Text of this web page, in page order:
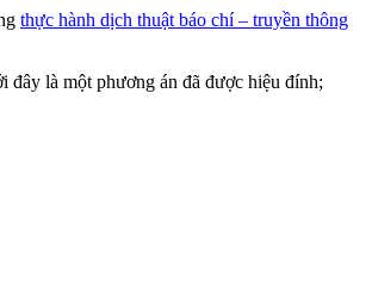
thực hành dịch thuật báo chí – truyền thông
đây là một phương án đã được hiệu đính;